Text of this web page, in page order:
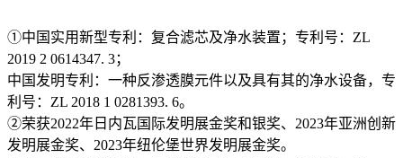
①中国实用新型专利：复合滤芯及净水装置；专利号：ZL
2019 2 0614347. 3；
中国发明专利：一种反渗透膜元件以及具有其的净水设备，专
利号：ZL 2018 1 0281393. 6。
②荣获2022年日内瓦国际发明展金奖和银奖、2023年亚洲创新
发明展金奖、2023年纽伦堡世界发明展金奖。